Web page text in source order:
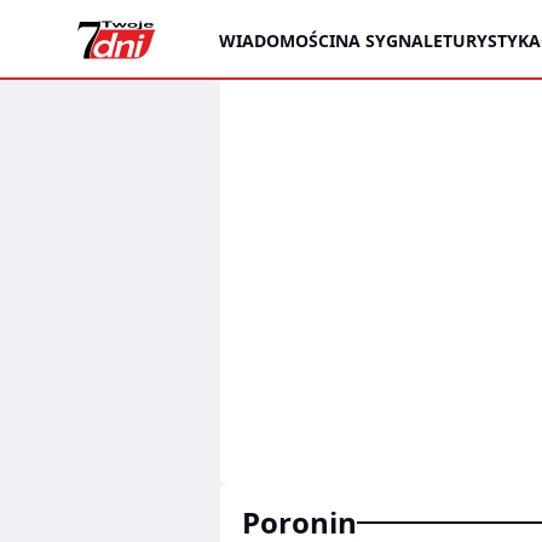
WIADOMOŚCINA SYGNALETURYSTYKA
poronin